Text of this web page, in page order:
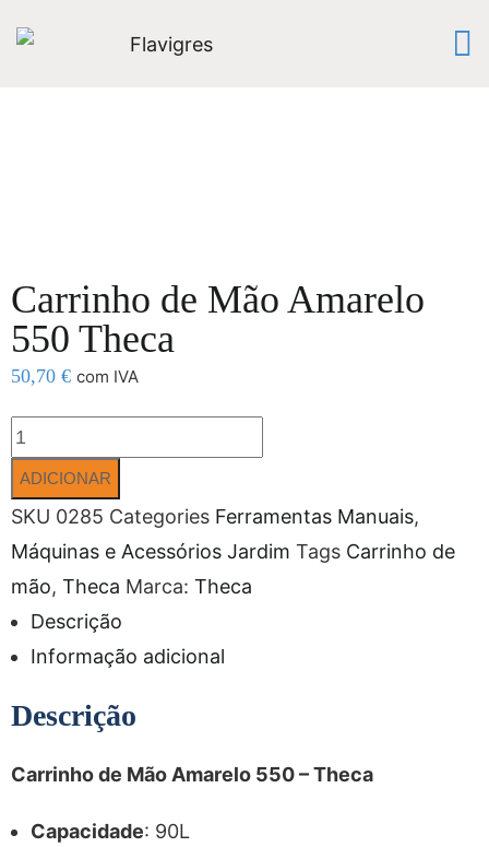
Carrinho de Mão Amarelo
550 Theca
50,70 € com IVA
ADICIONAR
SKU 0285 Categories Ferramentas Manuais,
Máquinas e Acessórios Jardim Tags Carrinho de
mão, Theca Marca: Theca
Descrição
Informação adicional
Descrição
Carrinho de Mão Amarelo 550 – Theca
Capacidade: 90L